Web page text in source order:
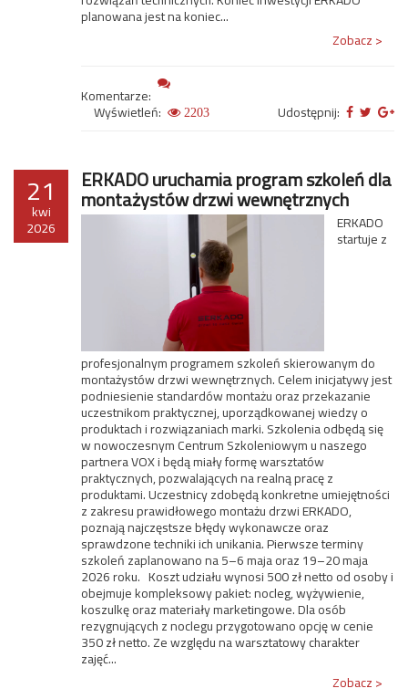
planowana jest na koniec...
Zobacz >
Komentarze:
Wyświetleń: 2203 Udostępnij:
21
kwi
2026
ERKADO uruchamia program szkoleń dla
montażystów drzwi wewnętrznych
ERKADO
startuje z
profesjonalnym programem szkoleń skierowanym do
montażystów drzwi wewnętrznych. Celem inicjatywy jest
podniesienie standardów montażu oraz przekazanie
uczestnikom praktycznej, uporządkowanej wiedzy o
produktach i rozwiązaniach marki. Szkolenia odbędą się
w nowoczesnym Centrum Szkoleniowym u naszego
partnera VOX i będą miały formę warsztatów
praktycznych, pozwalających na realną pracę z
produktami. Uczestnicy zdobędą konkretne umiejętności
z zakresu prawidłowego montażu drzwi ERKADO,
poznają najczęstsze błędy wykonawcze oraz
sprawdzone techniki ich unikania. Pierwsze terminy
szkoleń zaplanowano na 5–6 maja oraz 19–20 maja
2026 roku. Koszt udziału wynosi 500 zł netto od osoby i
obejmuje kompleksowy pakiet: nocleg, wyżywienie,
koszulkę oraz materiały marketingowe. Dla osób
rezygnujących z noclegu przygotowano opcję w cenie
350 zł netto. Ze względu na warsztatowy charakter
zajęć...
Zobacz >